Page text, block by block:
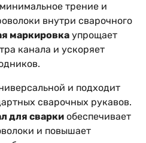
трение и
внутри сварочного
маркировка упрощает
канала и ускоряет
и подходит
сварочных рукавов.
для сварки обеспечивает
и повышает